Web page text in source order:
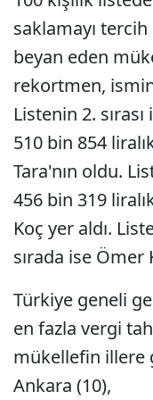
saklamayı
beyan eden
rekortmen,
Listenin 2.
510 bin 854
Tara'nın oldu.
456 bin 319
Koç yer aldı.
sırada ise Ömer
Türkiye geneli
en fazla vergi
mükellefin illere
Ankara (10),